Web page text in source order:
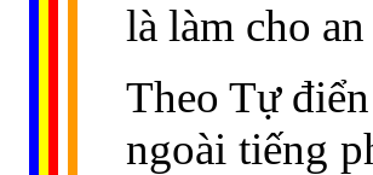
là làm cho
Theo Tự
ngoài tiếng